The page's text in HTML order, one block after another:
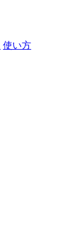
使い方